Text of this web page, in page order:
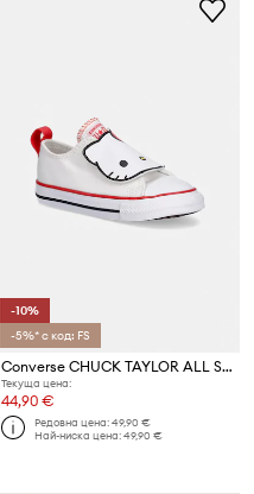
-10%
-5%* с код: FS
Converse CHUCK TAYLOR ALL STAR 2V HELLO KITTY ниски кецове за деца
Текуща цена:
44,90 €
Редовна цена:49,90 €
Най-ниска цена:49,90 €